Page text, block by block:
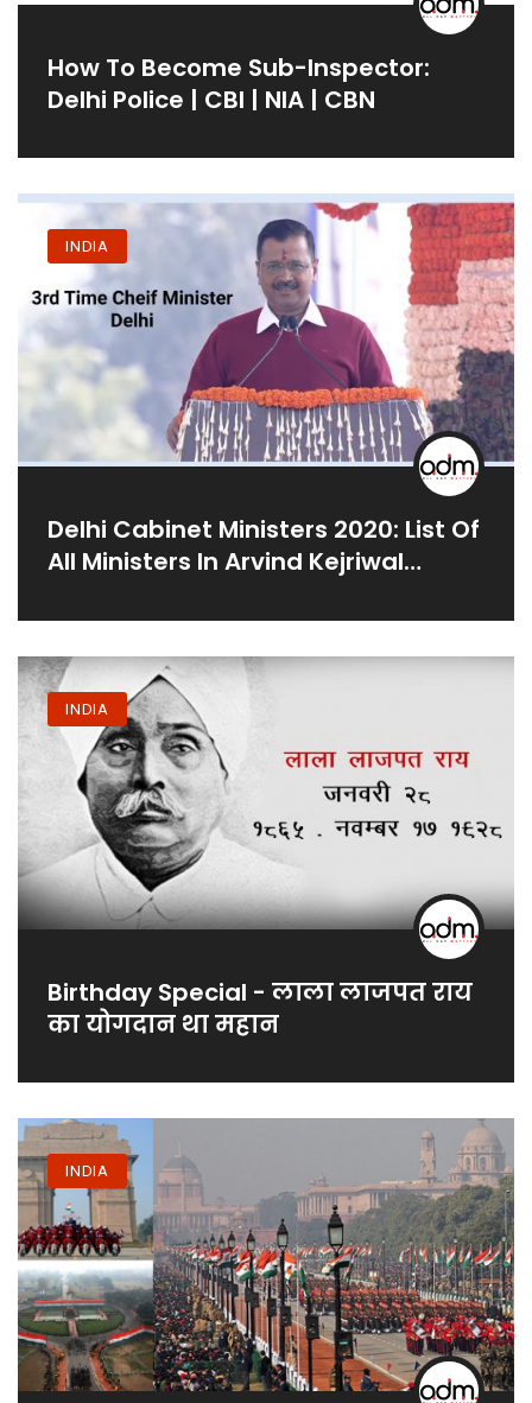
How To Become Sub-Inspector:
Delhi Police | CBI | NIA | CBN
INDIA
Delhi Cabinet Ministers 2020: List Of
All Ministers In Arvind Kejriwal
INDIA
Birthday Special - लाला लाजपत राय
का योगदान था महान
INDIA